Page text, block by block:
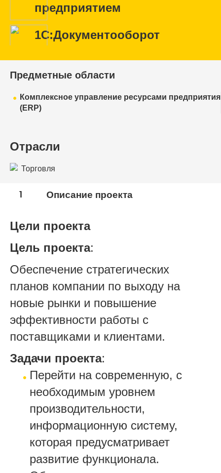
предприятием
1С:Документооборот
Предметные области
Комплексное управление ресурсами предприятия
(ERP)
Отрасли
Торговля
1 Описание проекта
Цели проекта
Цель проекта:
Обеспечение стратегических
планов компании по выходу на
новые рынки и повышение
эффективности работы c
поставщиками и клиентами.
Задачи проекта:
Перейти на современную, с
необходимым уровнем
производительности,
информационную систему,
которая предусматривает
развитие функционала.